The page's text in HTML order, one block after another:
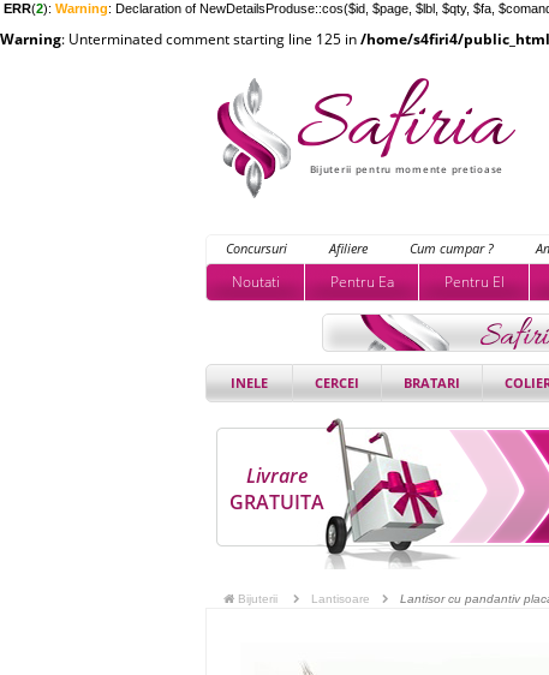
ERR(2): Warning: Declaration of NewDetailsProduse::cos($id, $page, $lbl, $qty, $fa,
Warning: Unterminated comment starting line 125 in/home/s4firi4/
Bijuterii pentru momente pretioase
Concursuri Afiliere Cum cumpar ?
Noutati Pentru Ea Pentru El
INELE CERCEI BRATARI
Livrare
GRATUITA
Bijuterii Lantisoare Lantisor cu pandantiv